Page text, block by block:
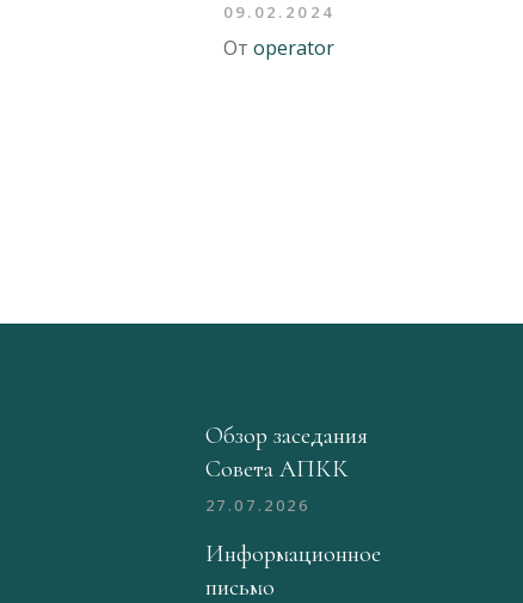
09.02.2024
От operator
Обзор заседания
Совета АПКК
27.07.2026
Информационное
письмо